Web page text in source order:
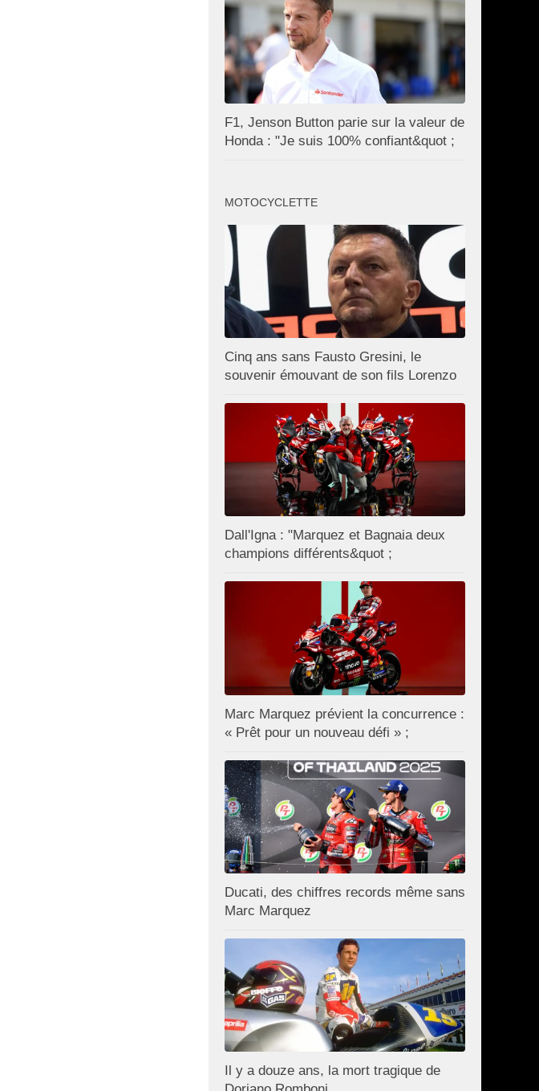
F1, Jenson Button parie sur la valeur de
Honda : "Je suis 100% confiant&quot ;
MOTOCYCLETTE
Cinq ans sans Fausto Gresini, le
souvenir émouvant de son fils Lorenzo
Dall'Igna : "Marquez et Bagnaia deux
champions différents&quot ;
Marc Marquez prévient la concurrence :
« Prêt pour un nouveau défi » ;
Ducati, des chiffres records même sans
Marc Marquez
Il y a douze ans, la mort tragique de